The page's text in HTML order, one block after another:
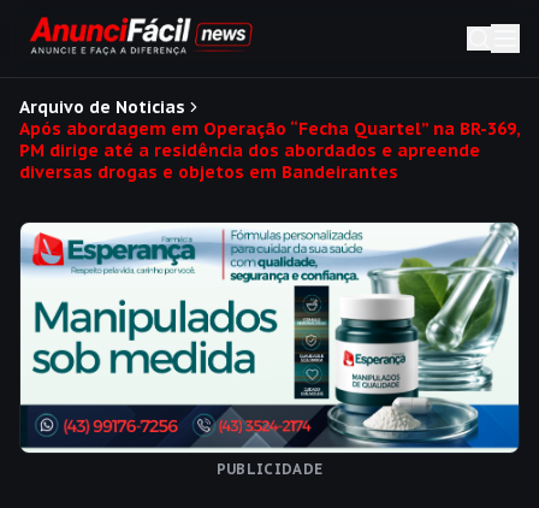
Arquivo de Noticias
Após abordagem em Operação “Fecha Quartel” na BR-369,
PM dirige até a residência dos abordados e apreende
diversas drogas e objetos em Bandeirantes
PUBLICIDADE